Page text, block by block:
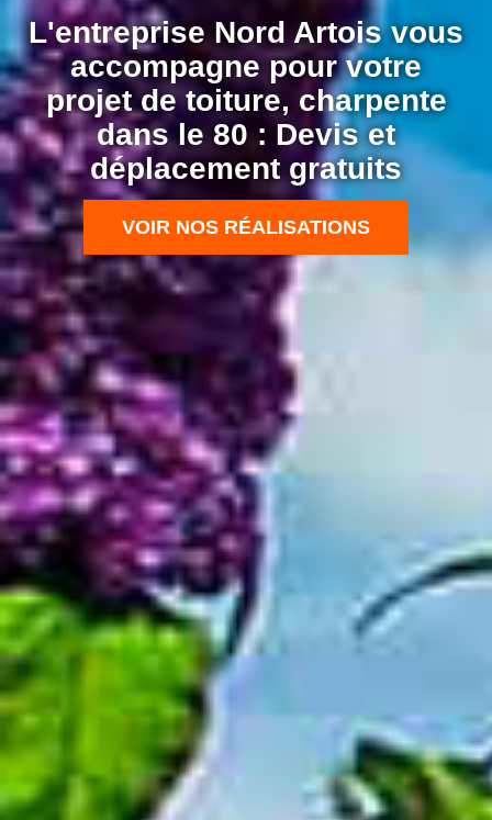
L'entreprise Nord Artois vous
accompagne pour votre
projet de toiture, charpente
dans le 80 : Devis et
déplacement gratuits
VOIR NOS RÉALISATIONS